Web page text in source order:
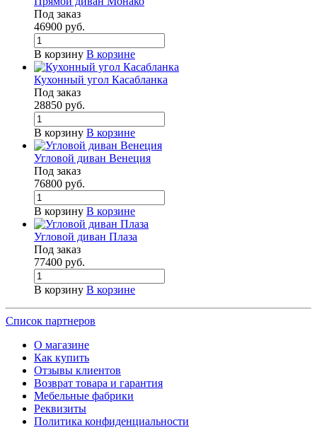
Под заказ
46900 руб.
В корзину В корзине
Кухонный угол Касабланка
Под заказ
28850 руб.
В корзину В корзине
Угловой диван Венеция
Под заказ
76800 руб.
В корзину В корзине
Угловой диван Плаза
Под заказ
77400 руб.
В корзину В корзине
Список партнеров
О магазине
Как купить
Отзывы клиентов
Возврат товара и гарантия
Мебельные фабрики
Реквизиты
Политика конфиденциальности